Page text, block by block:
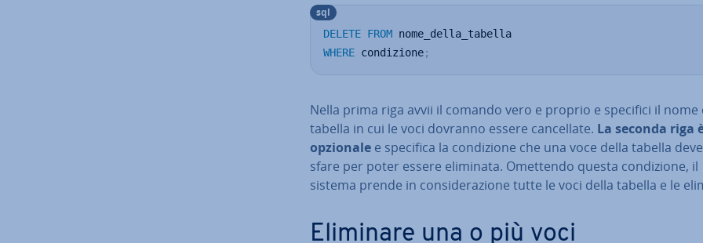
DELETE FROM
WHERE condizione;
sql
Nella prima riga avvii il comando vero e proprio e specifici il nome
tabella in cui le voci dovranno essere can­cel­la­te. La seconda riga
opzionale e specifica la con­di­zio­ne che una voce della tabella
sfa­re per poter essere eliminata. Omettendo questa con­di­zio­ne, il
sistema prende in con­si­de­ra­zio­ne tutte le voci della tabella e le
Eliminare una o più voci